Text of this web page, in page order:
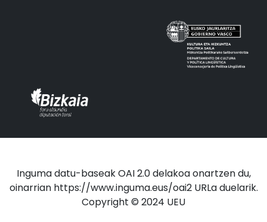
Inguma datu-baseak OAI 2.0 delakoa onartzen du,
oinarrian https://www.inguma.eus/oai2 URLa duelarik.
Copyright © 2024 UEU